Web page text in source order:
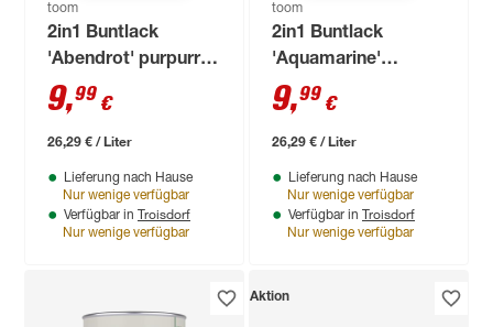
toom
2in1 Buntlack
'Abendrot' purpurrot
matt 375 ml
9,99 €
26,29 € / Liter
Lieferung nach Hause
Nur wenige verfügbar
Verfügbar in Troisdorf
Nur wenige verfügbar
toom
2in1 Buntlack
'Aquamarine'
lichtblau matt 375
ml
9,99 €
26,29 € / Liter
Lieferung nach Hause
Nur wenige verfügbar
Verfügbar in Troisdorf
Nur wenige verfügbar
Aktion